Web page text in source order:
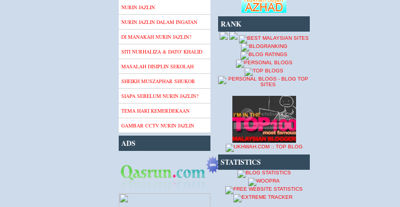
NURIN JAZLIN
NURIN JAZLIN DALAM INGATAN
DI MANAKAH NURIN JAZLIN?
SITI NURHALIZA & DATO' KHALID
MASALAH DISIPLIN SEKOLAH
SHEIKH MUSZAPHAR SHUKOR
SIAPA SEBELUM NURIN JAZLIN?
TEMA HARI KEMERDEKAAN
GAMBAR CCTV NURIN JAZLIN
ADS
RANK
STATISTICS